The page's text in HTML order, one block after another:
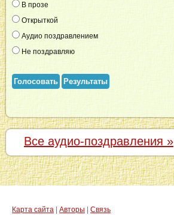
В прозе
Открыткой
Аудио поздравлением
Не поздравляю
Голосовать Результаты
Все аудио-поздравления »
Карта сайта Авторы Связь